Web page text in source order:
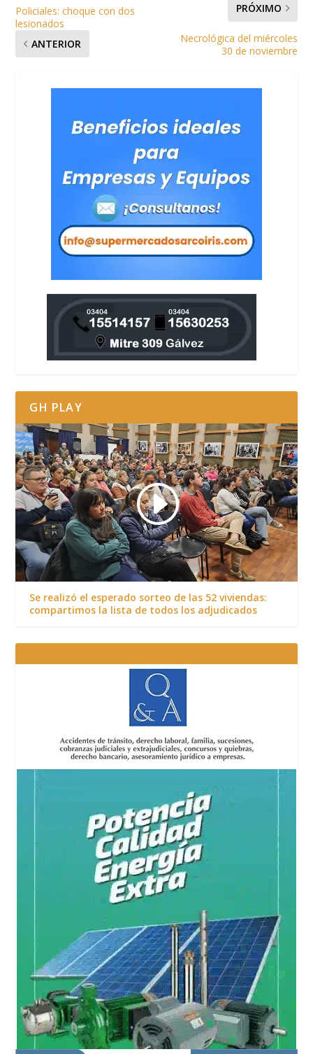
Policiales: choque con dos
lesionados
ANTERIOR
PRÓXIMO
Necrológica del miércoles
30 de noviembre
GH PLAY
Se realizó el esperado sorteo de las 52 viviendas:
compartimos la lista de todos los adjudicados